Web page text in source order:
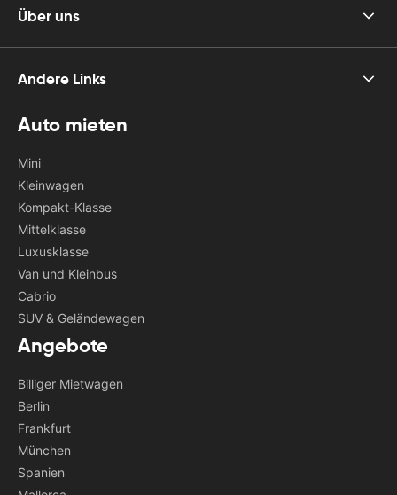
Über uns
Andere Links
Auto mieten
Mini
Kleinwagen
Kompakt-Klasse
Mittelklasse
Luxusklasse
Van und Kleinbus
Cabrio
SUV & Geländewagen
Angebote
Billiger Mietwagen
Berlin
Frankfurt
München
Spanien